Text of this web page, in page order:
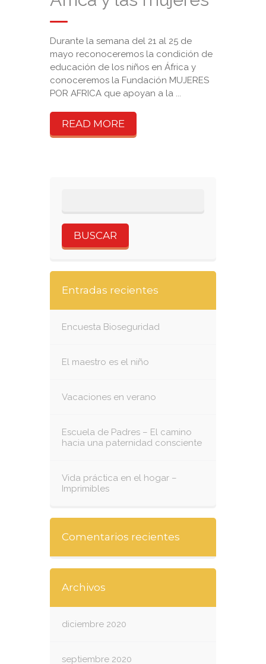
Durante la semana del 21 al 25 de
mayo reconoceremos la condición de
educación de los niños en África y
conoceremos la Fundación MUJERES
POR AFRICA que apoyan a la ...
READ MORE
Entradas recientes
Encuesta Bioseguridad
El maestro es el niño
Vacaciones en verano
Escuela de Padres – El camino
hacia una paternidad consciente
Vida práctica en el hogar –
Imprimibles
Comentarios recientes
Archivos
diciembre 2020
septiembre 2020